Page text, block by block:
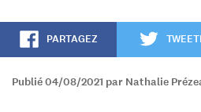
PARTAGEZ
Publié 04/08/2021 par Nathalie